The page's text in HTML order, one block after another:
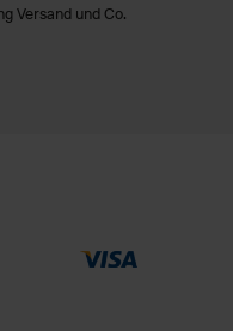
Versand und Co.